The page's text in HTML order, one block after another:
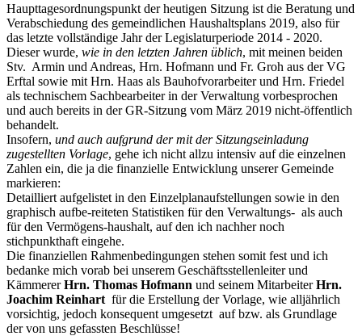
Haupttagesordnungspunkt der heutigen Sitzung ist die Beratung und
Verabschiedung des gemeindlichen Haushaltsplans 2019, also für
das letzte vollständige Jahr der Legislaturperiode 2014 - 2020.
Dieser wurde, wie in den letzten Jahren üblich, mit meinen beiden
Stv. Armin und Andreas, Hrn. Hofmann und Fr. Groh aus der VG
Erftal sowie mit Hrn. Haas als Bauhofvorarbeiter und Hrn. Friedel
als technischem Sachbearbeiter in der Verwaltung vorbesprochen
und auch bereits in der GR-Sitzung vom März 2019 nicht-öffentlich
behandelt.
Insofern, und auch aufgrund der mit der Sitzungseinladung
zugestellten Vorlage, gehe ich nicht allzu intensiv auf die einzelnen
Zahlen ein, die ja die finanzielle Entwicklung unserer Gemeinde
markieren:
Detailliert aufgelistet in den Einzelplanaufstellungen sowie in den
graphisch aufbe-reiteten Statistiken für den Verwaltungs- als auch
für den Vermögens-haushalt, auf den ich nachher noch
stichpunkthaft eingehe.
Die finanziellen Rahmenbedingungen stehen somit fest und ich
bedanke mich vorab bei unserem Geschäftsstellenleiter und
KämmererHrn. Thomas Hofmann und seinem MitarbeiterHrn.
Joachim Reinhart für die Erstellung der Vorlage, wie alljährlich
vorsichtig, jedoch konsequent umgesetzt auf bzw. als Grundlage
der von uns gefassten Beschlüsse!